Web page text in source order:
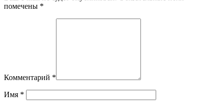
помечены *
Комментарий *
Имя *